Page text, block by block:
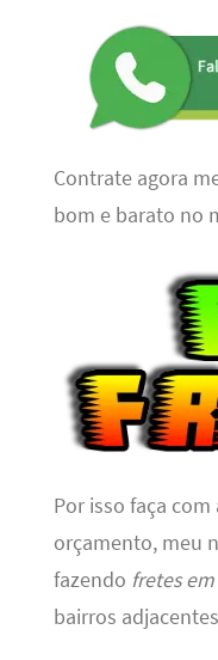
Contrate agora
bom e barato no
Por isso faça
orçamento, meu
fazendo fretes em
bairros